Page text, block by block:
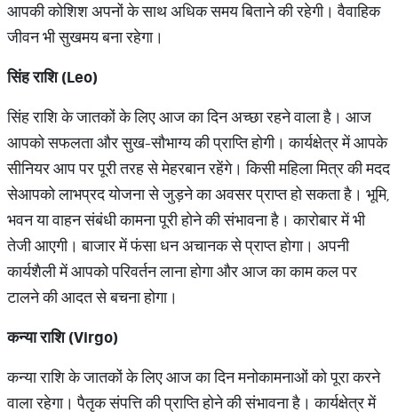
आपकी कोशिश अपनों के साथ अधिक समय बिताने की रहेगी। वैवाहिक
जीवन भी सुखमय बना रहेगा।
सिंह राशि (Leo)
सिंह राशि के जातकों के लिए आज का दिन अच्छा रहने वाला है। आज
आपको सफलता और सुख-सौभाग्य की प्राप्ति होगी। कार्यक्षेत्र में आपके
सीनियर आप पर पूरी तरह से मेहरबान रहेंगे। किसी महिला मित्र की मदद
सेआपको लाभप्रद योजना से जुड़ने का अवसर प्राप्त हो सकता है। भूमि,
भवन या वाहन संबंधी कामना पूरी होने की संभावना है। कारोबार में भी
तेजी आएगी। बाजार में फंसा धन अचानक से प्राप्त होगा। अपनी
कार्यशैली में आपको परिवर्तन लाना होगा और आज का काम कल पर
टालने की आदत से बचना होगा।
कन्या राशि (Virgo)
कन्या राशि के जातकों के लिए आज का दिन मनोकामनाओं को पूरा करने
वाला रहेगा। पैतृक संपत्ति की प्राप्ति होने की संभावना है। कार्यक्षेत्र में